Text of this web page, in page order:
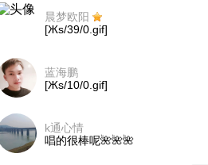
晨梦欧阳
[Жs/39/0.gif]
蓝海鹏
[Жs/10/0.gif]
k通心情
唱的很棒呢🌺🌺🌺